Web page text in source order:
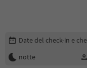
Modifica i dettagli della
Date del check-in e
notte